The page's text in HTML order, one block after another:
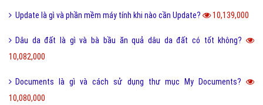
Update là gì và phần mềm máy tính khi nào cần Update? 10,139,000
Dâu da đất là gì và bà bầu ăn quả dâu da đất có tốt không?
10,082,000
Documents là gì và cách sử dụng thư mục My Documents?
10,080,000